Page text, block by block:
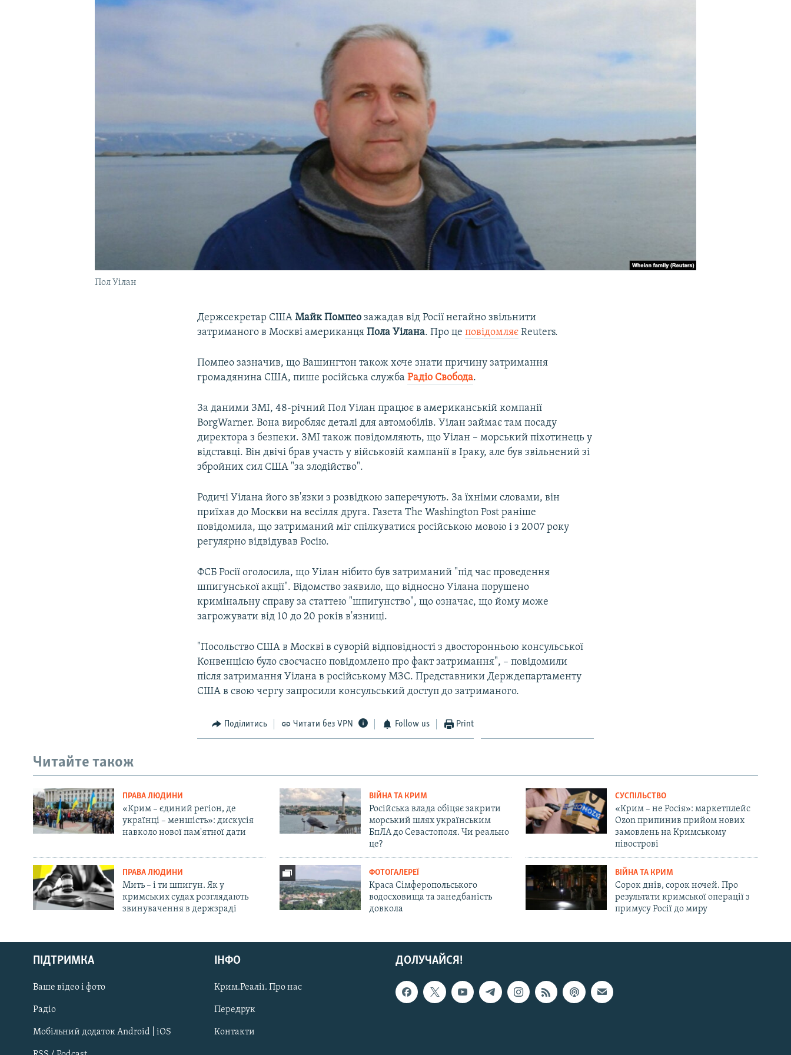
Русский
Qırımtatar
ДОЛУЧАЙСЯ!
Пол Уілан
Держсекретар СШАМайк Помпео зажадав від Росії негайно звільнити
затриманого в Москві американцяПола Уілана. Про цеповідомляє Reuters.
Помпео зазначив, що Вашингтон також хоче знати причину затримання
громадянина США, пише російська службаРадіо Свобода.
За даними ЗМІ, 48-річний Пол Уілан працює в американській компанії
BorgWarner. Вона виробляє деталі для автомобілів. Уілан займає там посаду
директора з безпеки. ЗМІ також повідомляють, що Уілан – морський піхотинець у
відставці. Він двічі брав участь у військовій кампанії в Іраку, але був звільнений зі
збройних сил США "за злодійство".
Родичі Уілана його зв'язки з розвідкою заперечують. За їхніми словами, він
приїхав до Москви на весілля друга. Газета The Washington Post раніше
повідомила, що затриманий міг спілкуватися російською мовою і з 2007 року
регулярно відвідував Росію.
ФСБ Росії оголосила, що Уілан нібито був затриманий "під час проведення
шпигунської акції". Відомство заявило, що відносно Уілана порушено
кримінальну справу за статтею "шпигунство", що означає, що йому може
загрожувати від 10 до 20 років в'язниці.
"Посольство США в Москві в суворій відповідності з двосторонньою консульської
Конвенцією було своєчасно повідомлено про факт затримання", – повідомили
після затримання Уілана в російському МЗС. Представники Держдепартаменту
США в свою чергу запросили консульський доступ до затриманого.
Поділитись Читати без VPN Follow us Print
Читайте також
ПРАВА ЛЮДИНИ
«Крим – єдиний регіон, де
українці – меншість»: дискусія
навколо нової пам'ятної дати
ВІЙНА ТА КРИМ
Російська влада обіцяє закрити
морський шлях українським
БпЛА до Севастополя. Чи реально
це?
СУСПІЛЬСТВО
«Крим – не Росія»: маркетплейс
Ozon припинив прийом нових
замовлень на Кримському
півострові
ПРАВА ЛЮДИНИ
Мить – і ти шпигун. Як у
кримських судах розглядають
звинувачення в держзраді
ФОТОГАЛЕРЕЇ
Краса Сімферопольського
водосховища та занедбаність
довкола
ВІЙНА ТА КРИМ
Сорок днів, сорок ночей. Про
результати кримської операції з
примусу Росії до миру
ДОЛУЧАЙСЯ!
ПІДТРИМКА
Ваше відео і фото
Радіо
Мобільний додаток Android | iOS
ІНФО
Крим.Реалії. Про нас
Передрук
Контакти